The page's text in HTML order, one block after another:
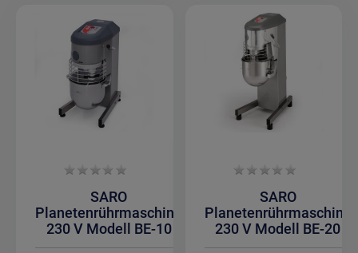
SARO
Planetenrührmaschine
230 V Modell BE-10
SARO
Planetenrührmaschine
230 V Modell BE-20